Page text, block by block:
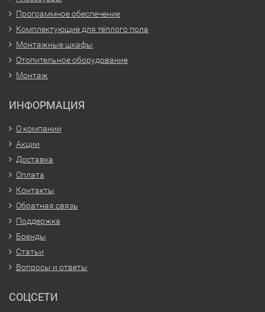
Программное обеспечение
Комплектующие для тёплого пола
Монтажные шкафы
Отопительное оборудование
Монтаж
ИНФОРМАЦИЯ
О компании
Акции
Доставка
Оплата
Контакты
Обратная связь
Поддержка
Бренды
Статьи
Вопросы и ответы
СОЦСЕТИ